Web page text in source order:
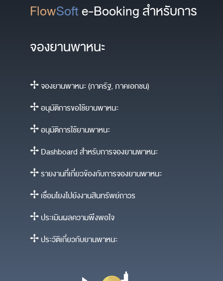
FlowSofte-Booking สำหรับการ
จองยานพาหนะ
✢ จองยานพาหนะ (ภาครัฐ, ภาคเอกชน)
✢ อนุมัติการขอใช้ยานพาหนะ
✢ อนุมัติการใช้ยานพาหนะ
✢ Dashboard สำหรับการจองยานพาหนะ
✢ รายงานที่เกี่ยวข้องกับการจองยานพาหนะ
✢ เชื่อมโยงไปยังงานสินทรัพย์ถาวร
✢ ประเมินผลความพึงพอใจ
✢ ประวัติเกี่ยวกับยานพาหนะ